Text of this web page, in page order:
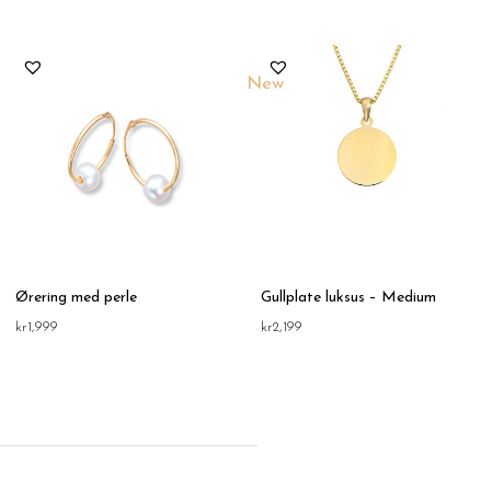
Ørering med perle
kr1,999
New
Gullplate luksus – Medium
kr2,199